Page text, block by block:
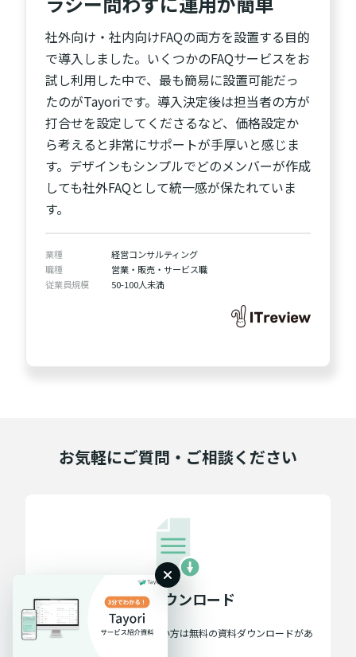
社外向け・社内向けFAQの両方を設置する目的
で導入しました。いくつかのFAQサービスをお
試し利用した中で、最も簡易に設置可能だっ
たのがTayoriです。導入決定後は担当者の方が
打合せを設定してくださるなど、価格設定か
ら考えると非常にサポートが手厚いと感じま
す。デザインもシンプルでどのメンバーが作成
しても社外FAQとして統一感が保たれていま
す。
業種
経営コンサルティング
職種
営業・販売・サービス職
従業員規模
50-100人未満
お気軽にご質問・ご相談ください
資料ダウンロード
Tayoriについて詳しく知りたい方は無料の資料ダウンロードがあ